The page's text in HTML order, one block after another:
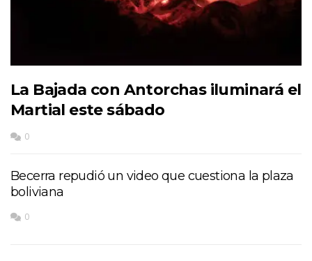
La Bajada con Antorchas iluminará el
Martial este sábado
0
Becerra repudió un video que cuestiona la plaza
boliviana
0